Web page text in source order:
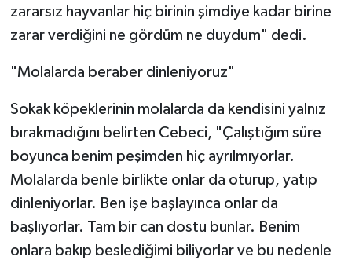
zararsız hayvanlar hiç birinin şimdiye kadar birine
zarar verdiğini ne gördüm ne duydum" dedi.
"Molalarda beraber dinleniyoruz"
Sokak köpeklerinin molalarda da kendisini yalnız
bırakmadığını belirten Cebeci, "Çalıştığım süre
boyunca benim peşimden hiç ayrılmıyorlar.
Molalarda benle birlikte onlar da oturup, yatıp
dinleniyorlar. Ben işe başlayınca onlar da
başlıyorlar. Tam bir can dostu bunlar. Benim
onlara bakıp beslediğimi biliyorlar ve bu nedenle